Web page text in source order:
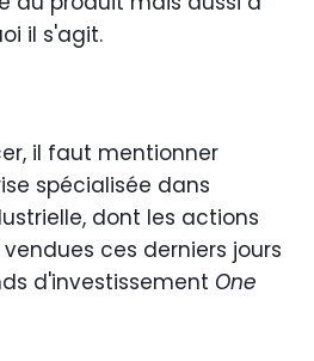
il s'agit.
il faut mentionner
spécialisée dans
dont les actions
ces derniers jours
d'investissement One